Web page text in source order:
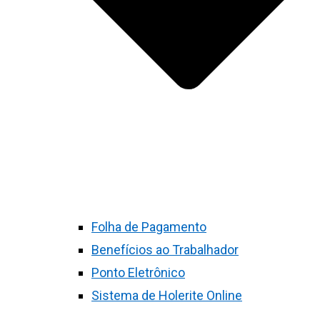
Folha de Pagamento
Benefícios ao Trabalhador
Ponto Eletrônico
Sistema de Holerite Online